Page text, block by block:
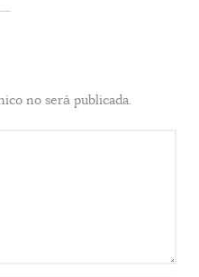
no será publicada.